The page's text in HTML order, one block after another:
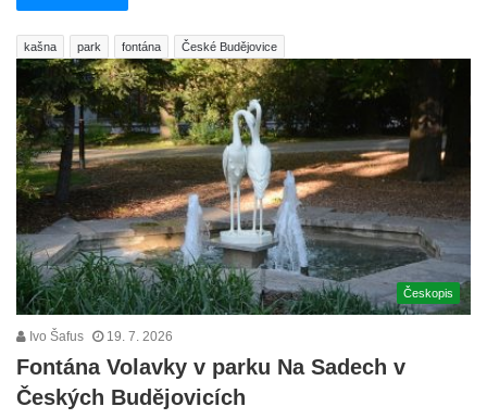
kašna park fontána České Budějovice
Českopis
Ivo Šafus 19. 7. 2026
Fontána Volavky v parku Na Sadech v
Českých Budějovicích